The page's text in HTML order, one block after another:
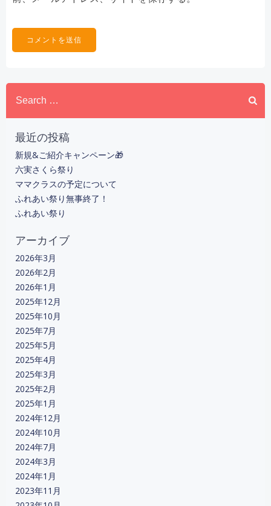
Search
for:
最近の投稿
新規&ご紹介キャンペーン🎁
六実さくら祭り
ママクラスの予定について
ふれあい祭り無事終了！
ふれあい祭り
アーカイブ
2026年3月
2026年2月
2026年1月
2025年12月
2025年10月
2025年7月
2025年5月
2025年4月
2025年3月
2025年2月
2025年1月
2024年12月
2024年10月
2024年7月
2024年3月
2024年1月
2023年11月